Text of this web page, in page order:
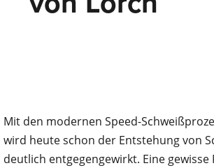
Mit den modernen Speed-
wird heute schon der Entstehung von
deutlich entgegengewirkt. Eine